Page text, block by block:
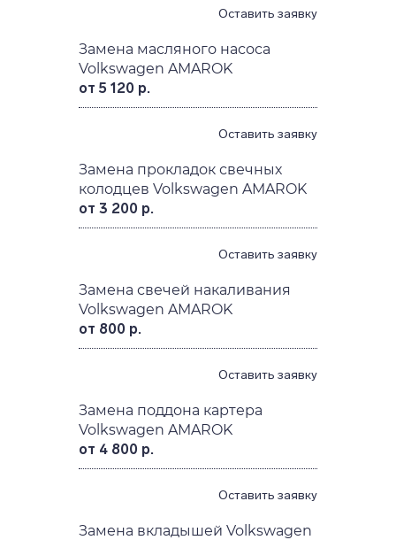
Оставить заявку
Замена масляного насоса
Volkswagen AMAROK
от 5 120 р.
Оставить заявку
Замена прокладок свечных
колодцев Volkswagen AMAROK
от 3 200 р.
Оставить заявку
Замена свечей накаливания
Volkswagen AMAROK
от 800 р.
Оставить заявку
Замена поддона картера
Volkswagen AMAROK
от 4 800 р.
Оставить заявку
Замена вкладышей Volkswagen